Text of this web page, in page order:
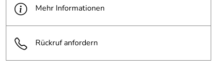
Mehr Informationen
Rückruf anfordern